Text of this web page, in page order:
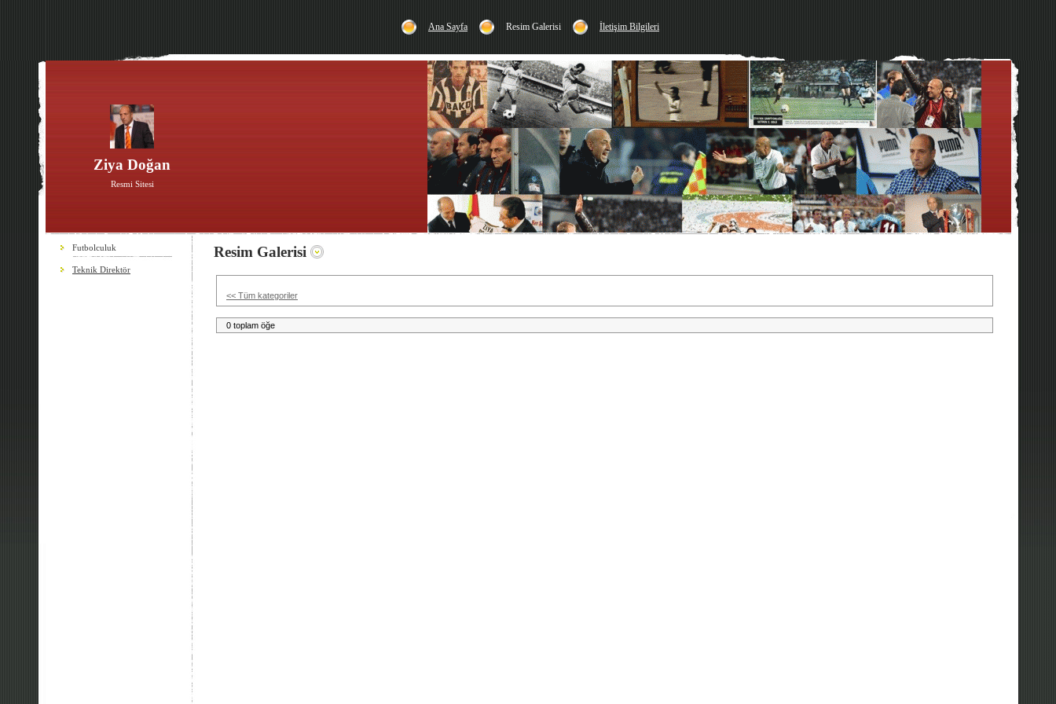
Ana Sayfa Resim Galerisi İletişim Bilgileri
Ziya Doğan
Resmi Sitesi
Futbolculuk
Teknik Direktör
Resim Galerisi
<< Tüm kategoriler
0 toplam öğe